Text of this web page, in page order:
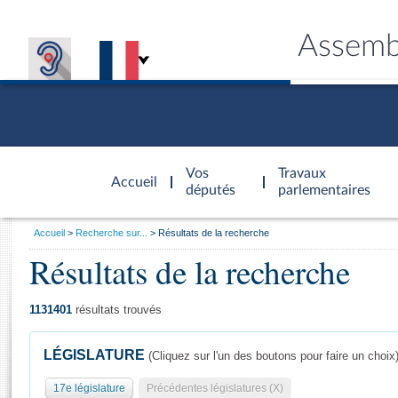
Accueil
d'accueil
Vos
députés
Travaux
parlementaires
Général
Vous
Accueil Recherche sur... Résultats de la recherche
Résultats de la recherche
1131401 résultats trouvés
LÉGISLATURE (Cliquez sur l'un des boutons pour faire un choix)
17e législature Précédentes législatures (X)